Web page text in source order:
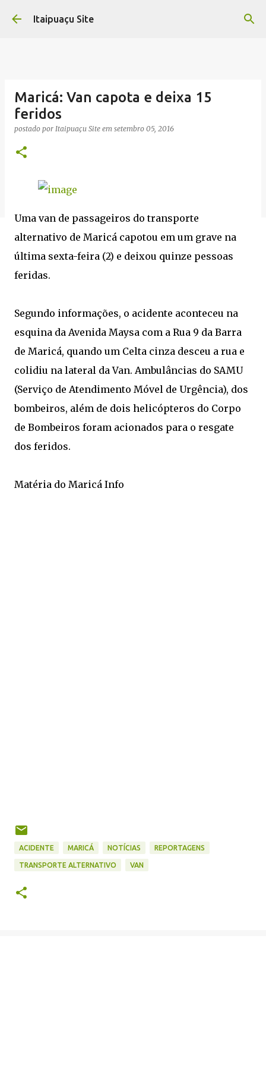
Pular para o conteúdo principal
Itaipuaçu Site
Maricá: Van capota e deixa 15
feridos
postado por Itaipuaçu Site em setembro 05, 2016
Uma van de passageiros do transporte
alternativo de Maricá capotou em um grave na
última sexta-feira (2) e deixou quinze pessoas
feridas.
Segundo informações, o acidente aconteceu na
esquina da Avenida Maysa com a Rua 9 da Barra
de Maricá, quando um Celta cinza desceu a rua e
colidiu na lateral da Van. Ambulâncias do SAMU
(Serviço de Atendimento Móvel de Urgência), dos
bombeiros, além de dois helicópteros do Corpo
de Bombeiros foram acionados para o resgate
dos feridos.
Matéria do Maricá Info
ACIDENTE MARICÁ NOTÍCIAS REPORTAGENS
TRANSPORTE ALTERNATIVO VAN